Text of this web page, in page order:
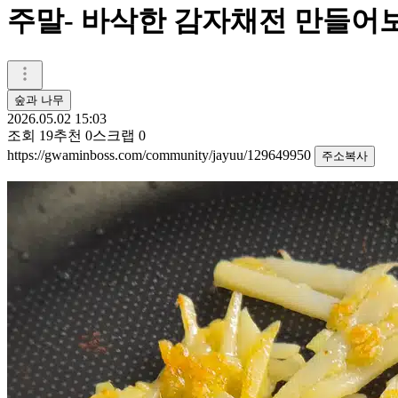
주말- 바삭한 감자채전 만들어
숲과 나무
2026.05.02 15:03
조회 19추천 0스크랩 0
https://gwaminboss.com/community/jayuu/129649950
주소복사